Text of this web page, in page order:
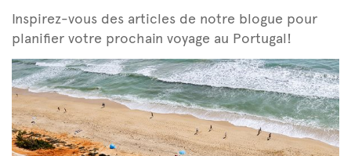
Inspirez-vous des articles de notre blogue pour
planifier votre prochain voyage au Portugal!